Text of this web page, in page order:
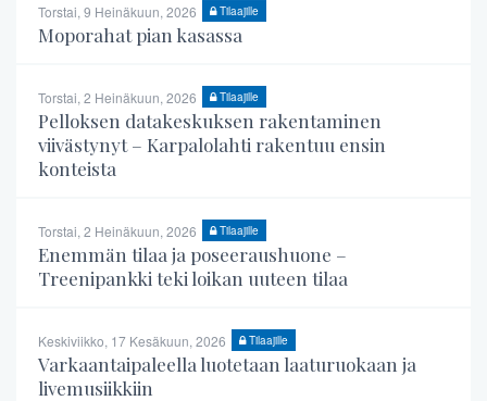
Torstai, 9 Heinäkuun, 2026 Tilaajille
Moporahat pian kasassa
Torstai, 2 Heinäkuun, 2026 Tilaajille
Pelloksen datakeskuksen rakentaminen
viivästynyt – Karpalolahti rakentuu ensin
konteista
Torstai, 2 Heinäkuun, 2026 Tilaajille
Enemmän tilaa ja poseeraushuone –
Treenipankki teki loikan uuteen tilaa
Keskiviikko, 17 Kesäkuun, 2026 Tilaajille
Varkaantaipaleella luotetaan laaturuokaan ja
livemusiikkiin